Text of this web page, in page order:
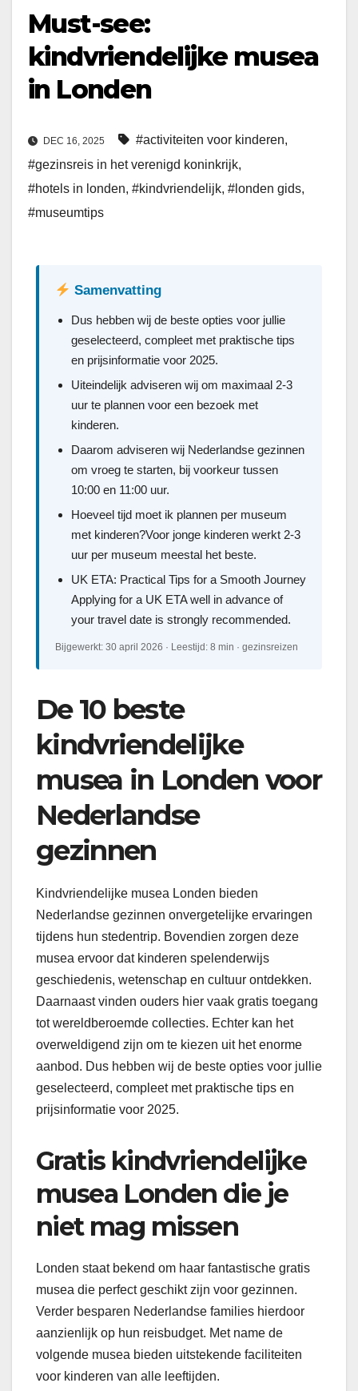
Must-see:
kindvriendelijke musea
in Londen
DEC 16, 2025 #activiteiten voor kinderen,
#gezinsreis in het verenigd koninkrijk,
#hotels in londen, #kindvriendelijk, #londen gids,
#museumtips
Samenvatting
Dus hebben wij de beste opties voor jullie
geselecteerd, compleet met praktische tips
en prijsinformatie voor 2025.
Uiteindelijk adviseren wij om maximaal 2-3
uur te plannen voor een bezoek met
kinderen.
Daarom adviseren wij Nederlandse gezinnen
om vroeg te starten, bij voorkeur tussen
10:00 en 11:00 uur.
Hoeveel tijd moet ik plannen per museum
met kinderen?Voor jonge kinderen werkt 2-3
uur per museum meestal het beste.
UK ETA: Practical Tips for a Smooth Journey
Applying for a UK ETA well in advance of
your travel date is strongly recommended.
Bijgewerkt: 30 april 2026 · Leestijd: 8 min · gezinsreizen
De 10 beste
kindvriendelijke
musea in Londen voor
Nederlandse
gezinnen
Kindvriendelijke musea Londen bieden
Nederlandse gezinnen onvergetelijke ervaringen
tijdens hun stedentrip. Bovendien zorgen deze
musea ervoor dat kinderen spelenderwijs
geschiedenis, wetenschap en cultuur ontdekken.
Daarnaast vinden ouders hier vaak gratis toegang
tot wereldberoemde collecties. Echter kan het
overweldigend zijn om te kiezen uit het enorme
aanbod. Dus hebben wij de beste opties voor jullie
geselecteerd, compleet met praktische tips en
prijsinformatie voor 2025.
Gratis kindvriendelijke
musea Londen die je
niet mag missen
Londen staat bekend om haar fantastische gratis
musea die perfect geschikt zijn voor gezinnen.
Verder besparen Nederlandse families hierdoor
aanzienlijk op hun reisbudget. Met name de
volgende musea bieden uitstekende faciliteiten
voor kinderen van alle leeftijden.